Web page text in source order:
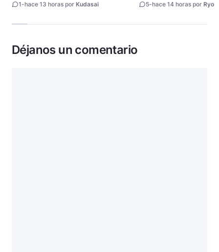
1-hace 13 horas por Kudasai 5-hace 14 horas por Ryo
Déjanos un comentario